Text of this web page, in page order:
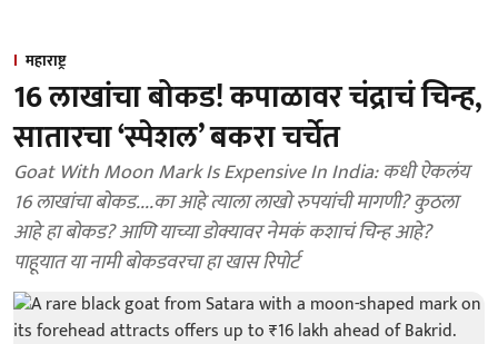
महाराष्ट्र
16 लाखांचा बोकड! कपाळावर चंद्राचं चिन्ह,
सातारचा ‘स्पेशल’ बकरा चर्चेत
Goat With Moon Mark Is Expensive In India: कधी ऐकलंय
16 लाखांचा बोकड....का आहे त्याला लाखो रुपयांची मागणी? कुठला
आहे हा बोकड? आणि याच्या डोक्यावर नेमकं कशाचं चिन्ह आहे?
पाहूयात या नामी बोकडवरचा हा खास रिपोर्ट